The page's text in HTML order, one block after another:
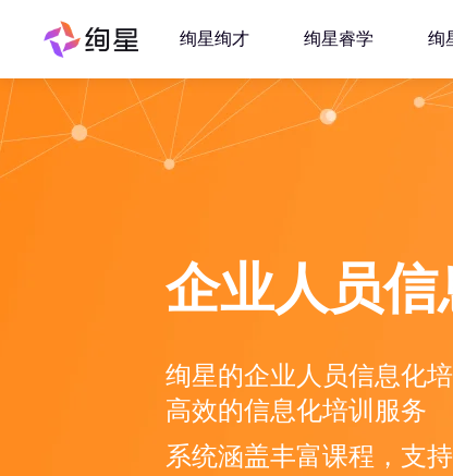
绚星绚才 绚星睿学 绚
企业人员
绚星的企业人员信息化
高效的信息化培训服务
系统涵盖丰富课程，支